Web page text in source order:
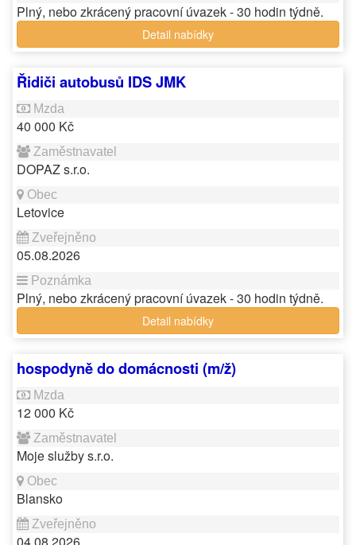
Plný, nebo zkrácený pracovní úvazek - 30 hodin týdně.
Detail nabídky
Řidiči autobusů IDS JMK
40 000 Kč
DOPAZ s.r.o.
Letovice
05.08.2026
Plný, nebo zkrácený pracovní úvazek - 30 hodin týdně.
Detail nabídky
hospodyně do domácnosti (m/ž)
12 000 Kč
Moje služby s.r.o.
Blansko